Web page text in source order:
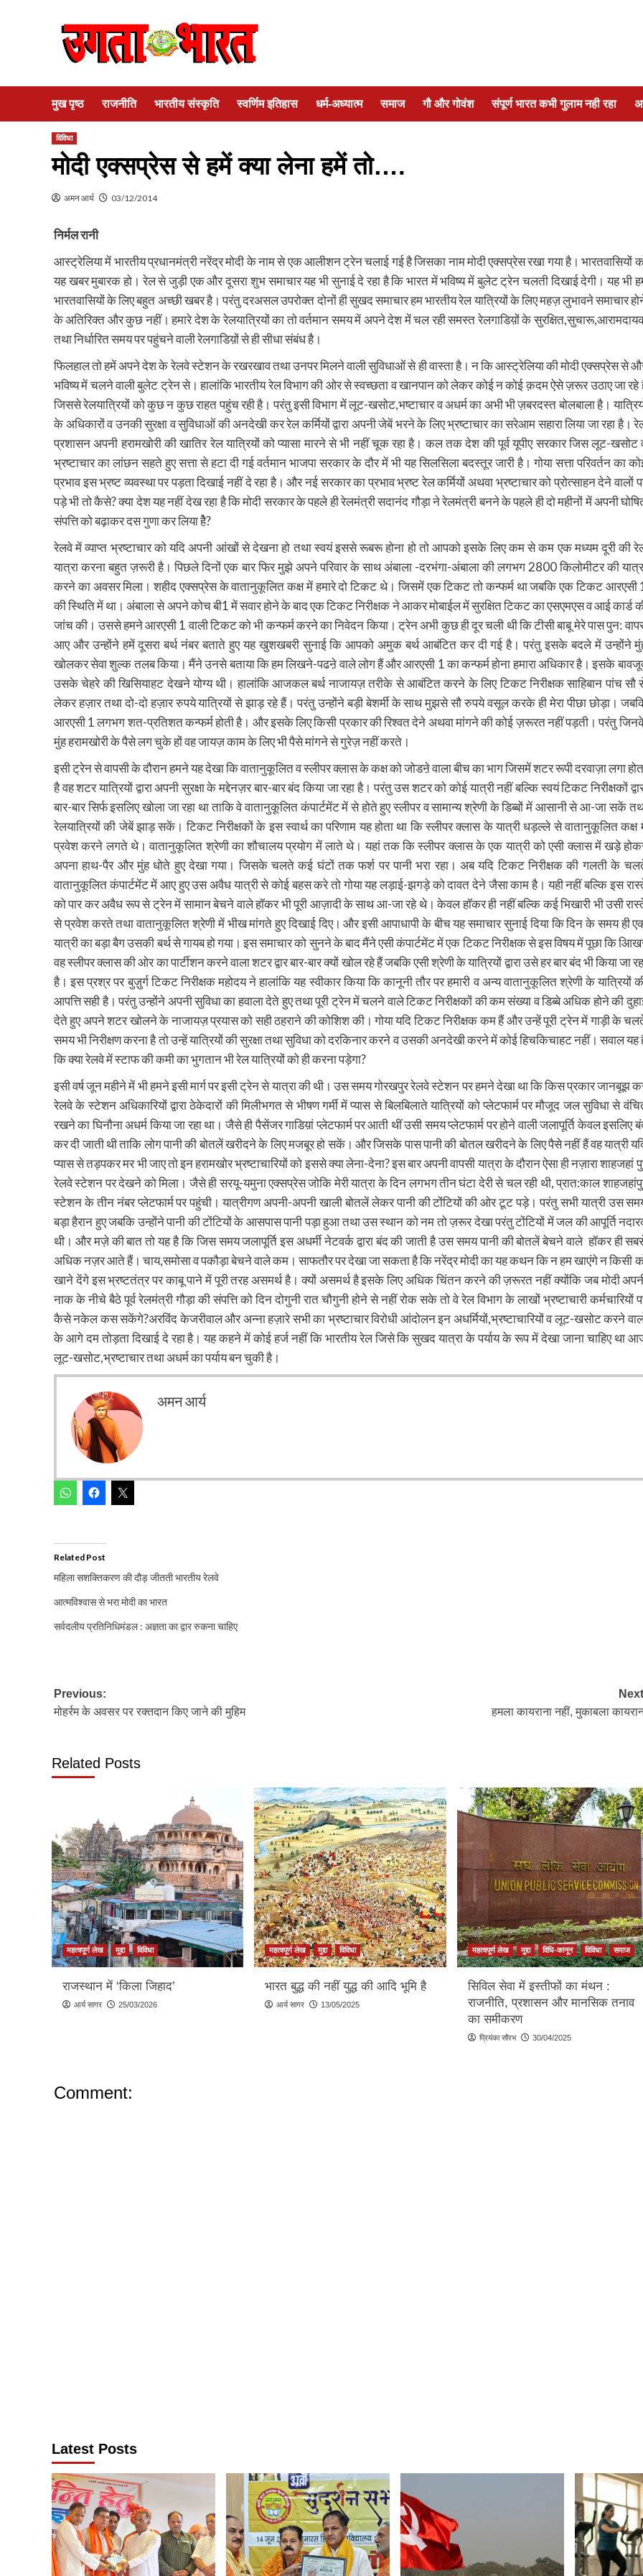
मुख पृष्ठ राजनीति भारतीय संस्कृति स्वर्णिम इतिहास धर्म-अध्यात्म समाज गौ और गोवंश संपूर्ण भारत कभी गुलाम नही रहा
विविधा
मोदी एक्‍सप्रेस से हमें क्‍या लेना हमें तो….
अमन आर्य 03/12/2014
निर्मल रानी
आस्ट्रेलिया में भारतीय प्रधानमंत्री नरेंद्र मोदी के नाम से एक आलीशन ट्रेन चलाई गई है जिसका नाम मोदी एक्सप्रेस रखा गया है। भारतवासियों
यह खबर मुबारक हो। रेल से जुड़ी एक और दूसरा शुभ समाचार यह भी सुनाई दे रहा है कि भारत में भविष्य में बुलेट ट्रेन चलती दिखाई देगी। यह भी
भारतवासियों के लिए बहुत अच्छी खबर है। परंतु दरअसल उपरोक्त दोनों ही सुखद समाचार हम भारतीय रेल यात्रियों के लिए महज़ लुभावने समाचार
के अतिरिक्त और कुछ नहीं। हमारे देश के रेलयात्रियों का तो वर्तमान समय में अपने देश में चल रही समस्त रेलगाडिय़ों के
तथा निर्धारित समय पर पहुंचने वाली रेलगाडिय़ों से ही सीधा संबंध है।
फिलहाल तो हमें अपने देश के रेलवे स्टेशन के रखरखाव तथा उनपर मिलने वाली सुविधाओं से ही वास्ता है। न कि आस्ट्रेलिया की मोदी एक्सप्रेस से
भविष्य में चलने वाली बुलेट ट्रेन से। हालांकि भारतीय रेल विभाग की ओर से स्वच्छता व खानपान को लेकर कोई न कोई क़दम ऐसे ज़रूर उठाए जा रहे
जिससे रेलयात्रियों को कुछ न कुछ राहत पहुंच रही है। परंतु इसी विभाग में लूट-खसोट,भष्टाचार व अधर्म का अभी भी ज़बरदस्त बोलबाला है।
के अधिकारों व उनकी सुरक्षा व सुविधाओं की अनदेखी कर रेल कर्मियों द्वारा अपनी जेबें भरने के लिए भ्रष्टाचार का सरेआम सहारा लिया जा रहा है।
प्रशासन अपनी हरामखोरी की खातिर रेल यात्रियों को प्यासा मारने से भी नहीं चूक रहा है। कल तक देश की पूर्व यूपीए सरकार जिस लूट-खसोट
भ्रष्टाचार का लांछन सहते हुए सत्ता से हटा दी गई वर्तमान भाजपा सरकार के दौर में भी यह सिलसिला बदस्तूर जारी है। गोया सत्ता परिवर्तन का
प्रभाव इस भ्रष्ट व्यवस्था पर पड़ता दिखाई नहीं दे रहा है। और नई सरकार का प्रभाव भ्रष्ट रेल कर्मियों अथवा भ्रष्टाचार को प्रोत्साहन देने वालों
पड़े भी तो कैसे? क्या देश यह नहीं देख रहा है कि मोदी सरकार के पहले ही रेलमंत्री सदानंद गौड़ा ने रेलमंत्री बनने के पहले ही दो महीनों में अपनी
संपत्ति को बढ़ाकर दस गुणा कर लिया हैे?
रेलवे में व्याप्त भ्रष्टाचार को यदि अपनी आंखों से देखना हो तथा स्वयं इससे रूबरू होना हो तो आपको इसके लिए कम से कम एक मध्यम दूरी की
यात्रा करना बहुत ज़रूरी है। पिछले दिनों एक बार फिर मुझे अपने परिवार के साथ अंबाला -दरभंगा-अंबाला की लगभग 2800 किलोमीटर की
करने का अवसर मिला। शहीद एक्सप्रेस के वातानुकूलित कक्ष में हमारे दो टिकट थे। जिसमें एक टिकट तो कन्फर्म था जबकि एक टिकट आरएसी
की स्थिति में था। अंबाला से अपने कोच बी1 में सवार होने के बाद एक टिकट निरीक्षक ने आकर मोबाईल में सुरक्षित टिकट का एसएमएस व आई कार्ड
जांच की। उससे हमने आरएसी 1 वाली टिकट को भी कन्फर्म करने का निवेदन किया। ट्रेन अभी कुछ ही दूर चली थी कि टीसी बाबू मेरे पास पुन:
आए और उन्होंने हमें दूसरा बर्थ नंबर बताते हुए यह खुशखबरी सुनाई कि आपको अमुक बर्थ आबंटित कर दी गई है। परंतु इसके बदले में उन्होंने
खोलकर सेवा शुल्क तलब किया। मैंने उनसे बताया कि हम लिखने-पढऩे वाले लोग हैं और आरएसी 1 का कन्फर्म होना हमारा अधिकार है। इसके
उसके चेहरे की खिसियाहट देखने योग्य थी। हालांकि आजकल बर्थ नाजायज़ तरीके से आबंटित करने के लिए टिकट निरीक्षक साहिबान पांच सौ
लेकर हज़ार तथा दो-दो हज़ार रुपये यात्रियों से झाड़ रहे हैं। परंतु उन्होंने बड़ी बेशर्मी के साथ मुझसे सौ रुपये वसूल करके ही मेरा पीछा छोड़ा।
आरएसी 1 लगभग शत-प्रतिशत कन्फर्म होती है। और इसके लिए किसी प्रकार की रिश्वत देने अथवा मांगने की कोई ज़रूरत नहीं पड़ती। परंतु
मुंह हरामखोरी के पैसे लग चुके हों वह जायज़ काम के लिए भी पैसे मांगने से गुरेज़ नहीं करते।
इसी ट्रेन से वापसी के दौरान हमने यह देखा कि वातानुकूलित व स्लीपर क्लास के कक्ष को जोडऩे वाला बीच का भाग जिसमें शटर रूपी दरवाज़ा लगा
है वह शटर यात्रियों द्वारा अपनी सुरक्षा के मद्देनज़र बार-बार बंद किया जा रहा है। परंतु उस शटर को कोई यात्री नहीं बल्कि स्वयं टिकट निरीक्षकों
बार-बार सिर्फ इसलिए खोला जा रहा था ताकि वे वातानुकूलित कंपार्टमेंट में से होते हुए स्लीपर व सामान्य श्रेणी के डिब्बों में आसानी से आ-जा सकें
रेलयात्रियों की जेबें झाड़ सकें। टिकट निरीक्षकों के इस स्वार्थ का परिणाम यह होता था कि स्लीपर क्लास के यात्री धड़ल्ले से वातानुकूलित कक्ष
प्रवेश करने लगते थे। वातानुकूलित श्रेणी का शौचालय प्रयोग में लाते थे। यहां तक कि स्लीपर क्लास के एक यात्री को एसी क्लास में खड़े
अपना हाथ-पैर और मुंह धोते हुए देखा गया। जिसके चलते कई घंटों तक फर्श पर पानी भरा रहा। अब यदि टिकट निरीक्षक की गलती के
वातानुकूलित कंपार्टमेंट में आए हुए उस अवैध यात्री से कोई बहस करे तो गोया यह लड़ाई-झगड़े को दावत देने जैसा काम है। यही नहीं बल्कि इस
को पार कर अवैध रूप से ट्रेन में सामान बेचने वाले हॉकर भी पूरी आज़ादी के साथ आ-जा रहे थे। केवल हॉकर ही नहीं बल्कि कई भिखारी भी उसी
से प्रवेश करते तथा वातानुकूलित श्रेणी में भीख मांगते हुए दिखाई दिए। और इसी आपाधापी के बीच यह समाचार सुनाई दिया कि दिन के समय ही
यात्री का बड़ा बैग उसकी बर्थ से गायब हो गया। इस समाचार को सुनने के बाद मैंने एसी कंपार्टमेंट में एक टिकट निरीक्षक से इस विषय में पूछा कि
वह स्लीपर क्लास की ओर का पार्टीशन करने वाला शटर द्वार बार-बार क्यों खोल रहे हैं जबकि एसी श्रेणी के यात्रियों द्वारा उसे हर बार बंद भी किया जा
है। इस प्रश्र पर बुज़ुर्ग टिकट निरीक्षक महोदय ने हालांकि यह स्वीकार किया कि कानूनी तौर पर हमारी व अन्य वातानुकूलित श्रेणी के यात्रियों
आपत्ति सही है। परंतु उन्होंने अपनी सुविधा का हवाला देते हुए तथा पूरी ट्रेन में चलने वाले टिकट निरीक्षकों की कम संख्या व डिब्बे अधिक होने की
देते हुए अपने शटर खोलने के नाजायज़ प्रयास को सही ठहराने की कोशिश की। गोया यदि टिकट निरीक्षक कम हैं और उन्हें पूरी ट्रेन में गाड़ी के
समय भी निरीक्षण करना है तो उन्हें यात्रियों की सुरक्षा तथा सुविधा को दरकिनार करने व उसकी अनदेखी करने में कोई हिचकिचाहट नहीं। सवाल यह
कि क्या रेलवे में स्टाफ की कमी का भुगतान भी रेल यात्रियों को ही करना पड़ेगा?
इसी वर्ष जून महीने में भी हमने इसी मार्ग पर इसी ट्रेन से यात्रा की थी। उस समय गोरखपुर रेलवे स्टेशन पर हमने देखा था कि किस प्रकार जानबूझ
रेलवे के स्टेशन अधिकारियों द्वारा ठेकेदारों की मिलीभगत से भीषण गर्मी में प्यास से बिलबिलाते यात्रियों को प्लेटफार्म पर मौजूद जल सुविधा से
रखने का घिनौना अधर्म किया जा रहा था। जैसे ही पैसेंजर गाडिय़ां प्लेटफार्म पर आती थीं उसी समय प्लेटफार्म पर होने वाली जलापूर्ति केवल इसलिए
कर दी जाती थी ताकि लोग पानी की बोतलें खरीदने के लिए मजबूर हो सकें। और जिसके पास पानी की बोतल खरीदने के लिए पैसे नहीं हैं वह यात्री
प्यास से तड़पकर मर भी जाए तो इन हरामखोर भ्रष्टाचारियों को इससे क्या लेना-देना? इस बार अपनी वापसी यात्रा के दौरान ऐसा ही नज़ारा शाहजहां
रेलवे स्टेशन पर देखने को मिला। जैसे ही सरयू-यमुना एक्सप्रेस जोकि मेरी यात्रा के दिन लगभग तीन घंटा देरी से चल रही थी, प्रात:काल
स्टेशन के तीन नंबर प्लेटफार्म पर पहुंची। यात्रीगण अपनी-अपनी खाली बोतलें लेकर पानी की टोंटियों की ओर टूट पड़े। परंतु सभी यात्री उस
बड़ा हैरान हुए जबकि उन्होंने पानी की टोंटियों के आसपास पानी पड़ा हुआ तथा उस स्थान को नम तो ज़रूर देखा परंतु टोंटियों में जल की आपूर्ति
थी। और मज़े की बात तो यह है कि जिस समय जलापूर्ति इस अधर्मी नेटवर्क द्वारा बंद की जाती है उस समय पानी की बोतलें बेचने वाले हॉकर ही
अधिक नज़र आते हैं। चाय,समोसा व पकौड़ा बेचने वाले कम। साफतौर पर देखा जा सकता है कि नरेंद्र मोदी का यह कथन कि न हम खाएंगे न किसी
खाने देंगे इस भ्रष्टतंत्र पर काबू पाने में पूरी तरह असमर्थ है। क्यों असमर्थ है इसके लिए अधिक चिंतन करने की ज़रूरत नहीं क्योंकि जब मोदी
नाक के नीचे बैठे पूर्व रेलमंत्री गौड़ा की संपत्ति को दिन दोगुनी रात चौगुनी होने से नहीं रोक सके तो वे रेल विभाग के लाखों भ्रष्टाचारी कर्मचारियों
कैसे नकेल कस सकेंगे?अरविंद केजरीवाल और अन्ना हज़ारे सभी का भ्रष्टाचार विरोधी आंदोलन इन अधर्मियों,भ्रष्टाचारियों व लूट-खसोट करने
के आगे दम तोड़ता दिखाई दे रहा है। यह कहने में कोई हर्ज नहीं कि भारतीय रेल जिसे कि सुखद यात्रा के पर्याय के रूप में देखा जाना चाहिए था
लूट-खसोट,भ्रष्टाचार तथा अधर्म का पर्याय बन चुकी है।
अमन आर्य
Related Post
महिला सशक्तिकरण की दौड़ जीतती भारतीय रेलवे
आत्मविश्वास से भरा मोदी का भारत
सर्वदलीय प्रतिनिधिमंडल : अज्ञता का द्वार रुकना चाहिए
Post
navigation
Previous:
मोहर्रम के अवसर पर रक्तदान किए जाने की मुहिम
हमला कायराना नहीं, मुकाबला
Related Posts
महत्वपूर्ण लेख मुद्दा विविधा
राजस्थान में ‘किला जिहाद’
आर्य सागर 25/03/2026
महत्वपूर्ण लेख मुद्दा विविधा
भारत बुद्ध की नहीं युद्ध की आदि भूमि है
आर्य सागर 13/05/2025
महत्वपूर्ण लेख मुद्दा विधि-कानून विविधा समाज
सिविल सेवा में इस्तीफों का मंथन :
राजनीति, प्रशासन और मानसिक तनाव
का समीकरण
प्रियंका सौरभ 30/04/2025
Comment:
Latest Posts